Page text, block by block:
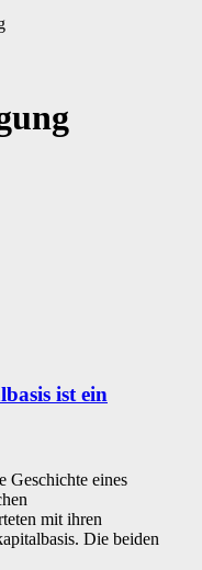
ist ein
Geschichte eines
mit ihren
Die beiden